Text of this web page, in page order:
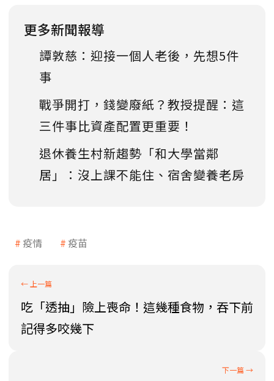
更多新聞報導
譚敦慈：迎接一個人老後，先想5件
事
戰爭開打，錢變廢紙？教授提醒：這
三件事比資產配置更重要！
退休養生村新趨勢「和大學當鄰
居」：沒上課不能住、宿舍變養老房
疫情 疫苗
吃「透抽」險上喪命！這幾種食物，吞下前
記得多咬幾下